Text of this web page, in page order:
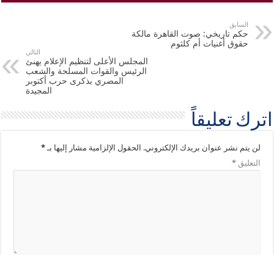
السابق
حكم تاريخي: صوت القاهرة مالكة
حقوق أغنيات أم كلثوم
التالي
المجلس الأعلى لتنظيم الإعلام يهنئ
الرئيس والقوات المسلحة والشعب
المصري بذكرى حرب أكتوبر
المجيدة
اترك تعليقاً
لن يتم نشر عنوان بريدك الإلكتروني. الحقول الإلزامية مشار إليها بـ*
التعليق*